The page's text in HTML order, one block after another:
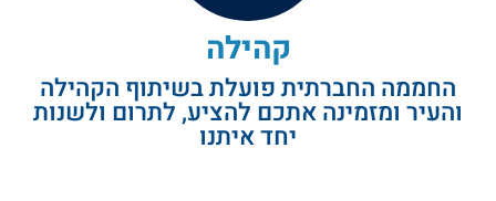
קהילה
החממה החברתית פועלת בשיתוף הקהילה
והעיר ומזמינה אתכם להציע, לתרום ולשנות
יחד איתנו